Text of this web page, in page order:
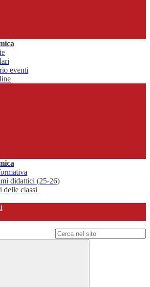
eventi
didattici (25-26)
delle classi